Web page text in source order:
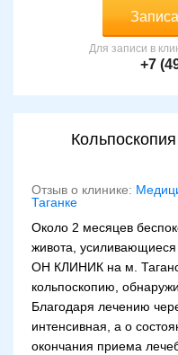
Для записи в
+7
Отзыв о клинике:
Таганке
Около 2 месяцев
живота,
ОН КЛИНИК на м.
кольпоскопию,
Благодаря лечению
интенсивная, а о
окончания приема